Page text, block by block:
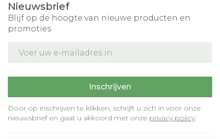
migraine, opgezet gezicht, ernstige
allergische reactie die ervoor zorgt dat het
Nieuwsbrief
Blijf op de hoogte van nieuwe producten en
promoties
Inschrijven
Door op inschrijven te klikken, schrijft u zich in voor onze
nieuwsbrief en gaat u akkoord met onze privacy policy.